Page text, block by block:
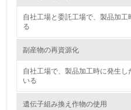
料のトレーサビリティの確認等）
の活動に積極的に参加している
自社工場と委託工場で、製品加
る
副産物の再資源化
自社工場で、製品加工時に発生
いる
遺伝子組み換え作物の使用